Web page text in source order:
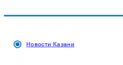
Новости Казани